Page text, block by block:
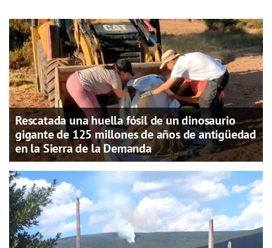
Rescatada una huella fósil de un dinosaurio
gigante de 125 millones de años de antigüedad
en la Sierra de la Demanda